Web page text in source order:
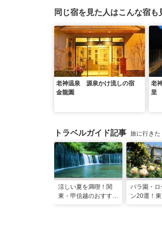
同じ宿を見た人はこんな宿も
老神温泉 源泉かけ流しの宿
金龍園
老
里
トラベルガイド記事 旅に行きた
涼しい夏を満喫！関
東・甲信越のおすすめ
バラ園・
ン20選！